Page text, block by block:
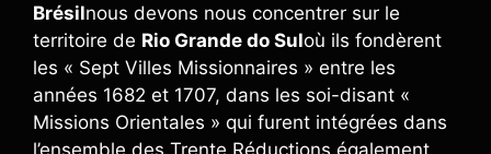
Brésilnous devons nous concentrer sur le
territoire de Rio Grande do Suloù ils fondèrent
les « Sept Villes Missionnaires » entre les
années 1682 et 1707, dans les soi-disant «
Missions Orientales » qui furent intégrées dans
l’ensemble des Trente Réductions également